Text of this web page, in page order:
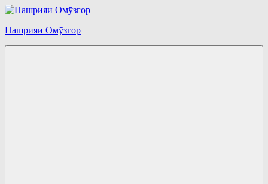
Перейти
содержимому
Нашрияи Омӯзгор